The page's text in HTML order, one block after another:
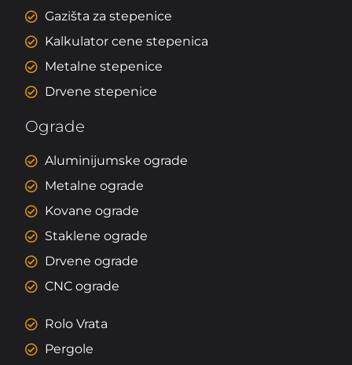
Gazišta za stepenice
Kalkulator cene stepenica
Metalne stepenice
Drvene stepenice
Ograde
Aluminijumske ograde
Metalne ograde
Kovane ograde
Staklene ograde
Drvene ograde
CNC ograde
Rolo Vrata
Pergole